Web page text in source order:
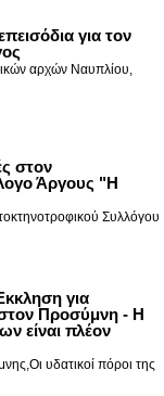
για τον
αρχών Ναυπλίου,
στον
Άργους "Η
Συλλόγου
για
Προσύμνη - Η
είναι πλέον
υδατικοί πόροι της